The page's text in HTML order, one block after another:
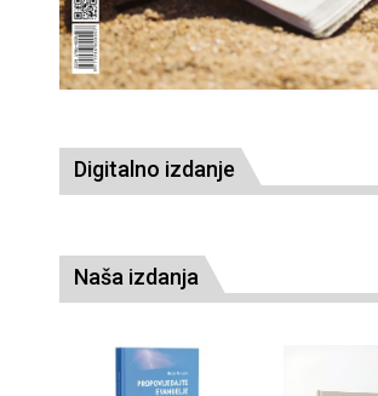
Digitalno izdanje
Naša izdanja